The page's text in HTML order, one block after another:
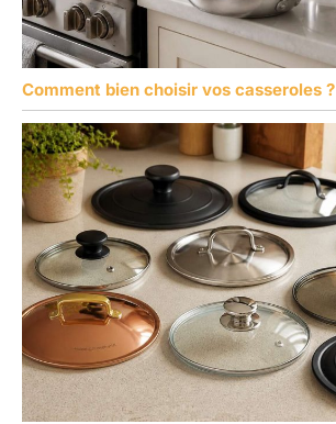
Comment bien choisir vos casseroles ?